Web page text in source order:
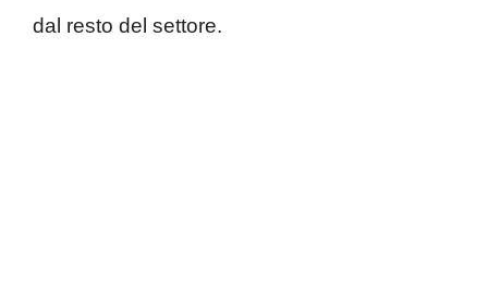
dal resto del settore.